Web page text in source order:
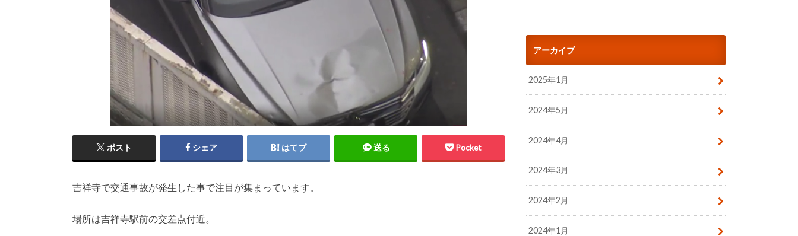
ポスト シェア はてブ 送る Pocket
吉祥寺で交通事故が発生した事で注目が集まっています。
場所は吉祥寺駅前の交差点付近。
アーカイブ
2025年1月
2024年5月
2024年4月
2024年3月
2024年2月
2024年1月